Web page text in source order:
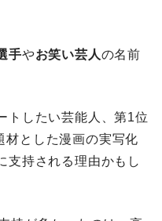
手やお笑い芸人の名前
トしたい芸能人、第1位
材とした漫画の実写化
支持される理由かもし